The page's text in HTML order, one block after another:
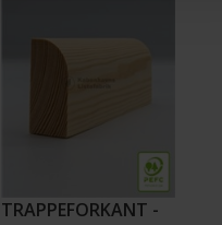
TRAPPEFORKANT -